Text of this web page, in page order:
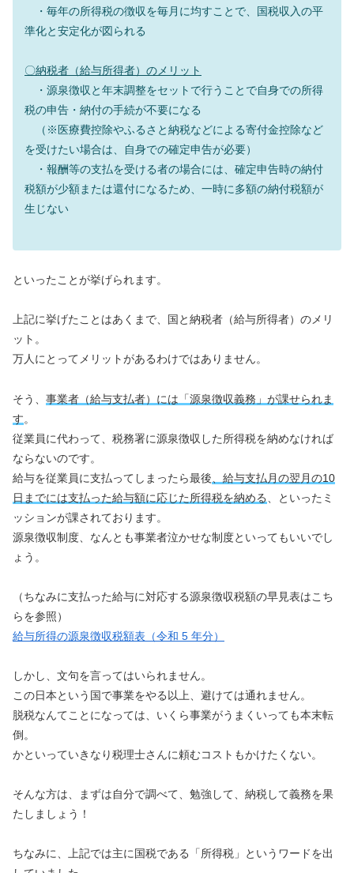
・毎年の所得税の徴収を毎月に均すことで、国税収入の平
準化と安定化が図られる
〇納税者（給与所得者）のメリット
・源泉徴収と年末調整をセットで行うことで自身での所得
税の申告・納付の手続が不要になる
（※医療費控除やふるさと納税などによる寄付金控除など
を受けたい場合は、自身での確定申告が必要）
・報酬等の支払を受ける者の場合には、確定申告時の納付
税額が少額または還付になるため、一時に多額の納付税額が
生じない
といったことが挙げられます。
上記に挙げたことはあくまで、国と納税者（給与所得者）のメリ
ット。
万人にとってメリットがあるわけではありません。
そう、 事業者（給与支払者）には「源泉徴収義務」が課せられま
す。
従業員に代わって、税務署に源泉徴収した所得税を納めなければ
ならないのです。
給与を従業員に支払ってしまったら最後 、給与支払月の翌月の10
日までには支払った給与額に応じた所得税を納める
、といったミ
ッションが課されております。
源泉徴収制度、なんとも事業者泣かせな制度といってもいいでし
ょう。
（ちなみに支払った給与に対応する源泉徴収税額の早見表はこち
らを参照）
給与所得の源泉徴収税額表（令和 5 年分）
しかし、文句を言ってはいられません。
この日本という国で事業をやる以上、避けては通れません。
脱税なんてことになっては、いくら事業がうまくいっても本末転
倒。
かといっていきなり税理士さんに頼むコストもかけたくない。
そんな方は、まずは自分で調べて、勉強して、納税して義務を果
たしましょう！
ちなみに、上記では主に国税である「所得税」というワードを出